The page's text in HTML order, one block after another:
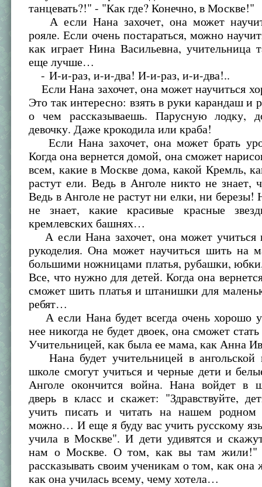
танцевать?!" - "Как где? Конечно, в Москве!"
А если Нана захочет, она может
рояле. Если очень постараться, можно
как играет Нина Васильевна, учительница
еще лучше…
- И-и-раз, и-и-два! И-и-раз, и-и-два!..
Если Нана захочет, она может научиться
Это так интересно: взять в руки карандаш и
о чем рассказываешь. Парусную лодку,
девочку. Даже крокодила или краба!
Если Нана захочет, она может брать
Когда она вернется домой, она сможет
всем, какие в Москве дома, какой Кремль,
растут ели. Ведь в Анголе никто не знает,
Ведь в Анголе не растут ни елки, ни березы!
не знает, какие красивые красные
кремлевских башнях…
А если Нана захочет, она может учиться
рукоделия. Она может научиться шить на
большими ножницами платья, рубашки,
Все, что нужно для детей. Когда она
сможет шить платья и штанишки для
ребят…
А если Нана будет всегда очень хорошо
нее никогда не будет двоек, она сможет
Учительницей, как была ее мама, как Анна
Нана будет учительницей в
школе смогут учиться и черные дети и
Анголе окончится война. Нана войдет в
дверь в класс и скажет: "Здравствуйте,
учить писать и читать на нашем родном
можно… И еще я буду вас учить русскому
учила в Москве". И дети удивятся и
нам о Москве. О том, как вы там жили!"
рассказывать своим ученикам о том, как
как она училась всему, чему хотела…